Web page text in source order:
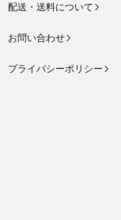
配送・送料について
お問い合わせ
プライバシーポリシー